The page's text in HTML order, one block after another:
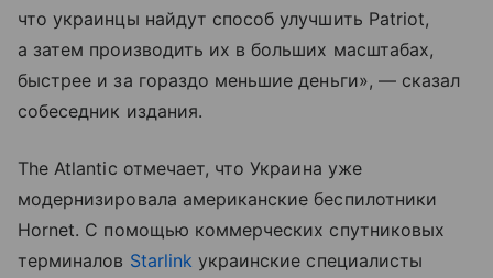
что украинцы найдут способ улучшить Patriot,
а затем производить их в больших масштабах,
быстрее и за гораздо меньшие деньги», — сказал
собеседник издания.
The Atlantic отмечает, что Украина уже
модернизировала американские беспилотники
Hornet. С помощью коммерческих спутниковых
терминалов Starlink украинские специалисты